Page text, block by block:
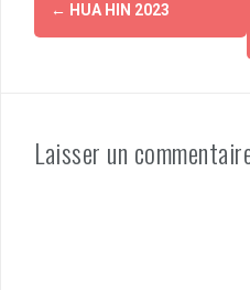
d'article
← HUA HIN 2023
Laisser un